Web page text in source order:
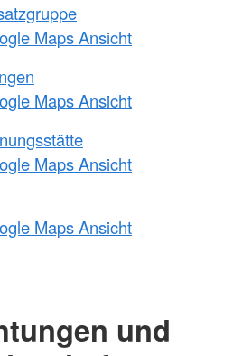
Maps Ansicht
Maps Ansicht
Maps Ansicht
Maps Ansicht
und